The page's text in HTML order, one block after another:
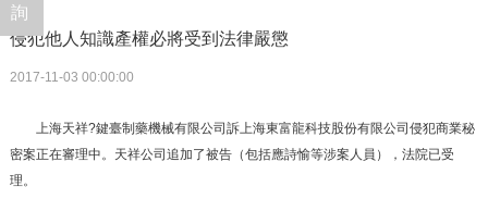
侵犯他人知識產權必將受到法律嚴懲
2017-11-03 00:00:00
上海天祥?鍵臺制藥機械有限公司訴上海東富龍科技股份有限公司侵犯商業秘
密案正在審理中。天祥公司追加了被告（包括應詩愉等涉案人員），法院已受
理。
詢